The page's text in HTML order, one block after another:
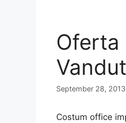
Oferta
Vandut
September 28, 2013
Costum office